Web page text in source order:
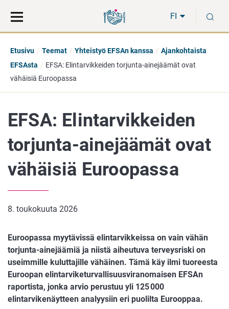
suoraan
sisältöön
koko
sivuston
FI
Etusivu Teemat Yhteistyö EFSAn kanssa
Ajankohtaista
EFSAsta
EFSA: Elintarvikkeiden torjunta-ainejäämät ovat
vähäisiä Euroopassa
EFSA: Elintarvikkeiden
torjunta-ainejäämät ovat
vähäisiä Euroopassa
8. toukokuuta 2026
Euroopassa myytävissä elintarvikkeissa on vain vähän
torjunta-ainejäämiä ja niistä aiheutuva terveysriski on
useimmille kuluttajille vähäinen. Tämä käy ilmi tuoreesta
Euroopan elintarviketurvallisuusviranomaisen EFSAn
raportista, jonka arvio perustuu yli 125000
elintarvikenäytteen analyysiin eri puolilta Eurooppaa.